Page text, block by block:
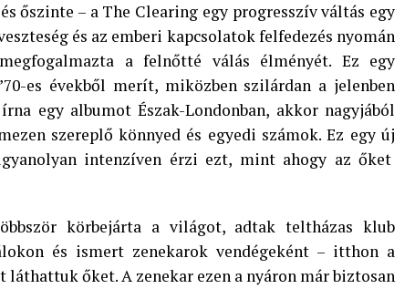
őszinte – a The Clearing egy progresszív váltás egy
és az emberi kapcsolatok felfedezés nyomán
a felnőtté válás élményét. Ez egy
es évekből merít, miközben szilárdan a jelenben
egy albumot Észak-Londonban, akkor nagyjából
szereplő könnyed és egyedi számok. Ez egy új
intenzíven érzi ezt, mint ahogy az őket
körbejárta a világot, adtak teltházas klub
és ismert zenekarok vendégeként – itthon a
őket. A zenekar ezen a nyáron már biztosan